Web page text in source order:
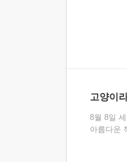
고양이
8월 8일
아름다운